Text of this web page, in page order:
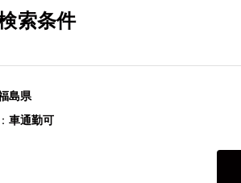
索条件
島県
車通勤可